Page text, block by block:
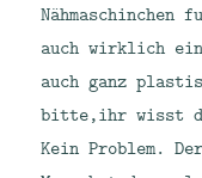
auch wirklich
auch ganz
bitte,ihr wisst
Kein Problem.